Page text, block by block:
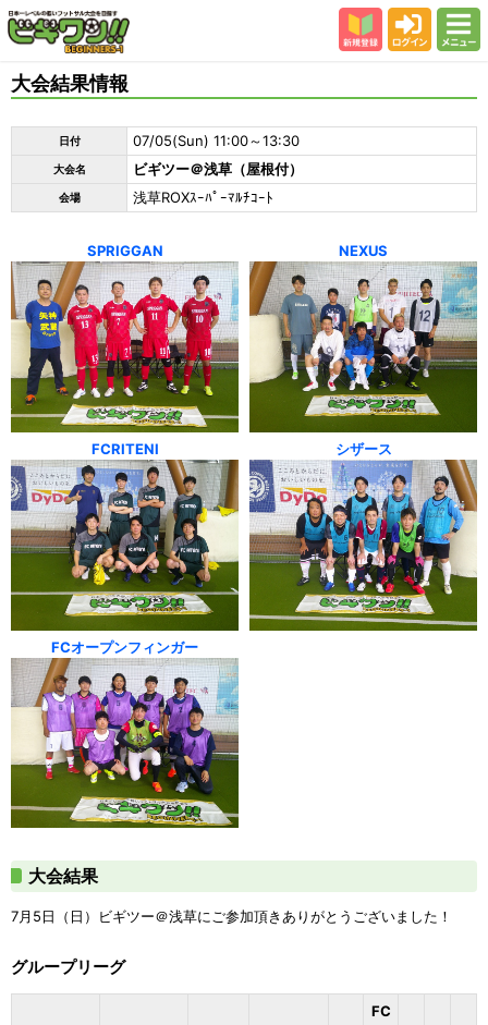
会場
大会結果
よくある質問
参加者の声
大会結果情報
日付 07/05(Sun) 11:00～13:30
大会名 ビギツー＠浅草（屋根付）
会場 浅草ROXｽｰﾊﾟｰﾏﾙﾁｺｰﾄ
SPRIGGAN NEXUS
FCRITENI シザース
FCオープンフィンガー
大会結果
7月5日（日）ビギツー＠浅草にご参加頂きありがとうございました！
グループリーグ
FC